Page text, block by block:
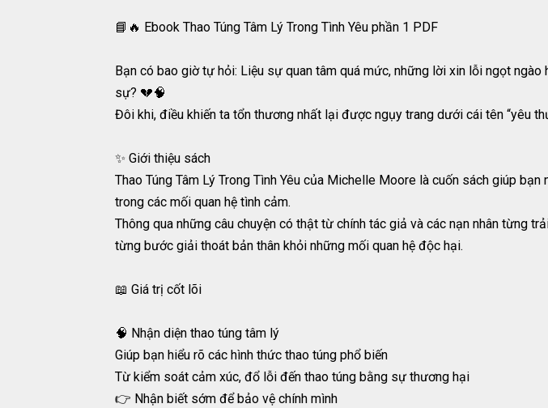
📘🔥 Ebook Thao Túng Tâm Lý Trong Tình Yêu phần 1 PDF
Bạn có bao giờ tự hỏi: Liệu sự quan tâm quá mức, những lời xin lỗi ngọt
sự? 💔🧠
Đôi khi, điều khiến ta tổn thương nhất lại được ngụy trang dưới cái tên “yêu
✨ Giới thiệu sách
Thao Túng Tâm Lý Trong Tình Yêu của Michelle Moore là cuốn sách giúp
trong các mối quan hệ tình cảm.
Thông qua những câu chuyện có thật từ chính tác giả và các nạn nhân từng
từng bước giải thoát bản thân khỏi những mối quan hệ độc hại.
📖 Giá trị cốt lõi
🧠 Nhận diện thao túng tâm lý
Giúp bạn hiểu rõ các hình thức thao túng phổ biến
Từ kiểm soát cảm xúc, đổ lỗi đến thao túng bằng sự thương hại
👉 Nhận biết sớm để bảo vệ chính mình